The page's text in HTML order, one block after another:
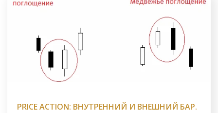
PRICE ACTION: ВНУТРЕННИЙ И ВНЕШНИЙ БАР.